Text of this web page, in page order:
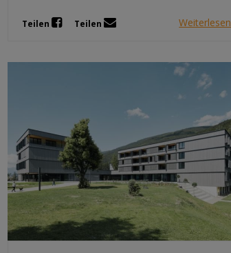
Teilen Teilen Weiterlesen